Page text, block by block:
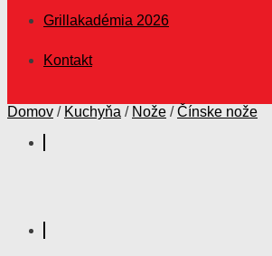
Grillakadémia 2026
Kontakt
Domov / Kuchyňa / Nože / Čínske nože